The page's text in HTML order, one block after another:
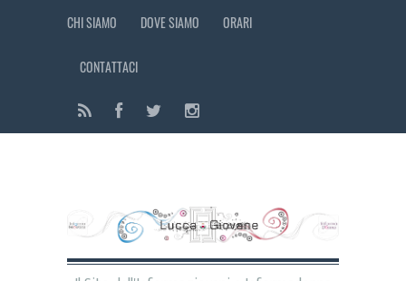
CHI SIAMO DOVE SIAMO ORARI
CONTATTACI